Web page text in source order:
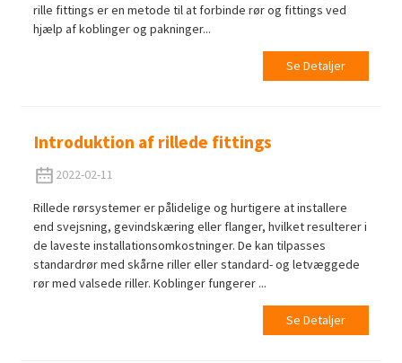
rille fittings er en metode til at forbinde rør og fittings ved
hjælp af koblinger og pakninger...
Se Detaljer
Introduktion af rillede fittings
2022-02-11
Rillede rørsystemer er pålidelige og hurtigere at installere
end svejsning, gevindskæring eller flanger, hvilket resulterer i
de laveste installationsomkostninger. De kan tilpasses
standardrør med skårne riller eller standard- og letvæggede
rør med valsede riller. Koblinger fungerer ...
Se Detaljer